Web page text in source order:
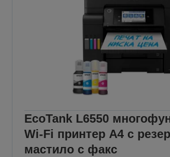
EcoTank L6550
Wi-Fi принтер A4 с
мастило с факс